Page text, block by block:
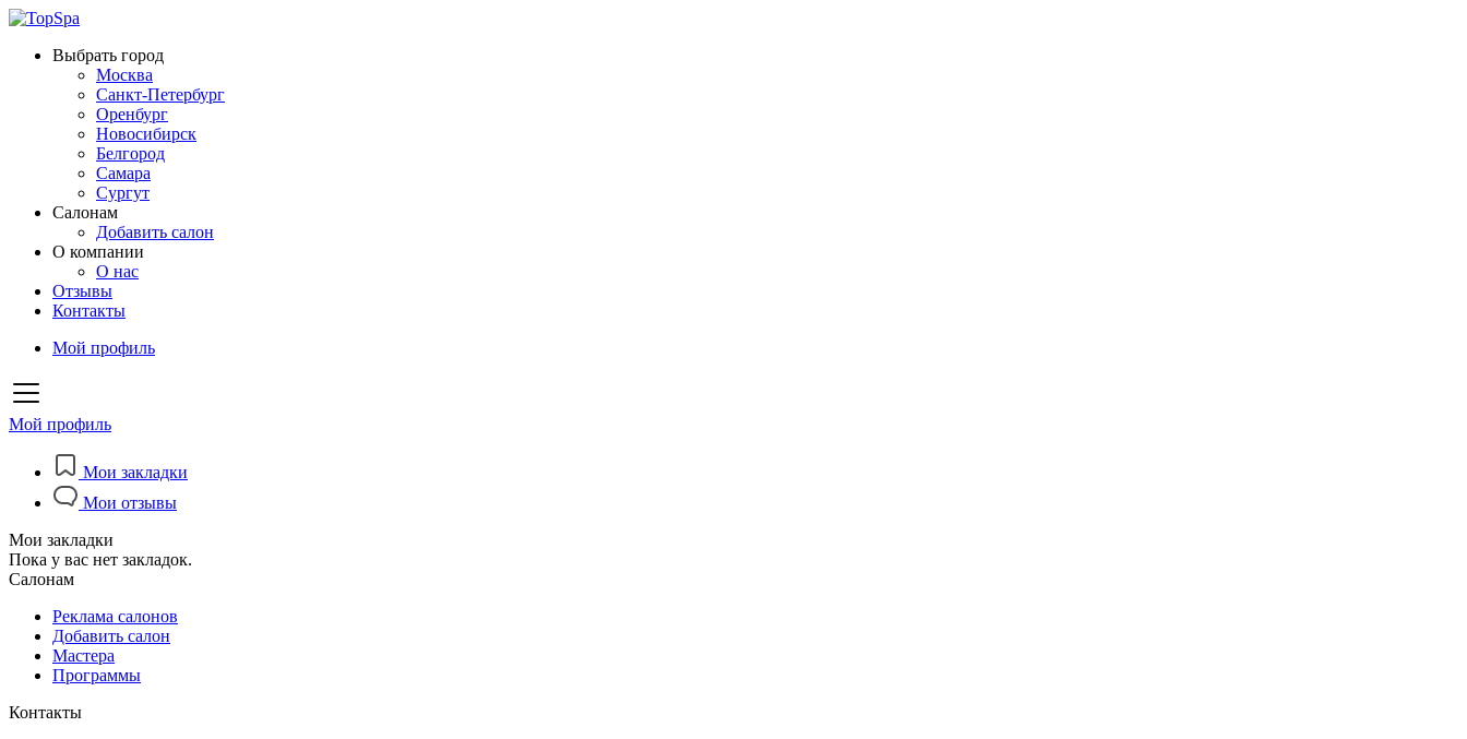
Выбрать город
Москва
Санкт-Петербург
Оренбург
Новосибирск
Белгород
Самара
Сургут
Салонам
Добавить салон
О компании
О нас
Отзывы
Контакты
Мой профиль
Мой профиль
Мои закладки
Мои отзывы
Мои закладки
Пока у вас нет закладок.
Салонам
Реклама салонов
Добавить салон
Мастера
Программы
Контакты